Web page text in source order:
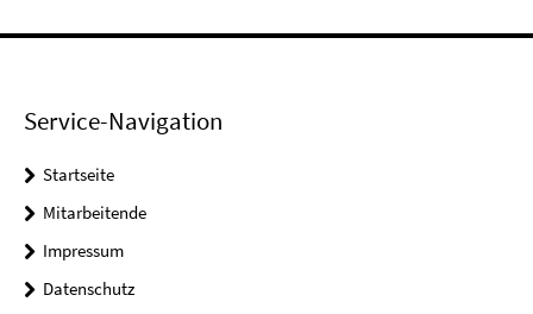
Service-Navigation
Startseite
Mitarbeitende
Impressum
Datenschutz